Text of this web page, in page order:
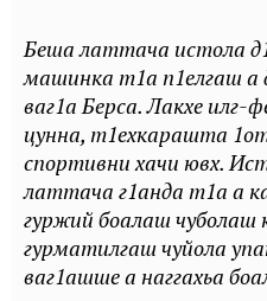
Беша латтача истола
машинка т1а п1елгаш а
ваг1а Берса. Лакхе илг-
цунна, т1ехкарашта
спортивни хачи ювх.
латтача г1анда т1а а
гуржий боалаш чуболаш
гурматилгаш чуйола
ваг1ашше а наггахьа